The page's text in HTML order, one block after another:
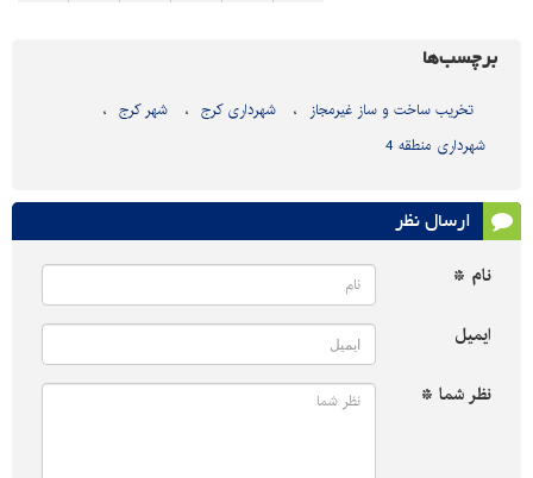
برچسب‌ها
تخریب ساخت و ساز غیرمجاز شهرداری کرج
شهر کرج
شهرداری منطقه 4
ارسال نظر
نام *
ایمیل
نظر شما *